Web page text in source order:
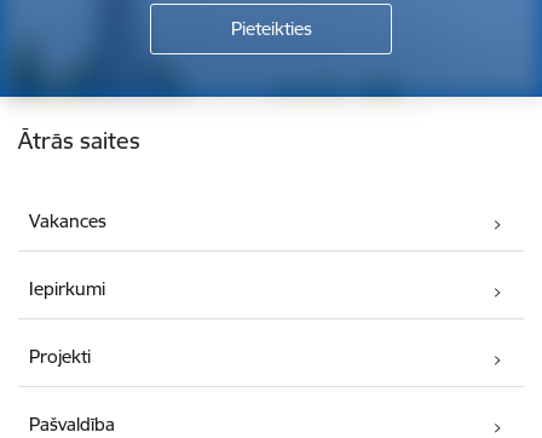
Kājene
Ātrās saites
Vakances
Iepirkumi
Projekti
Pašvaldība